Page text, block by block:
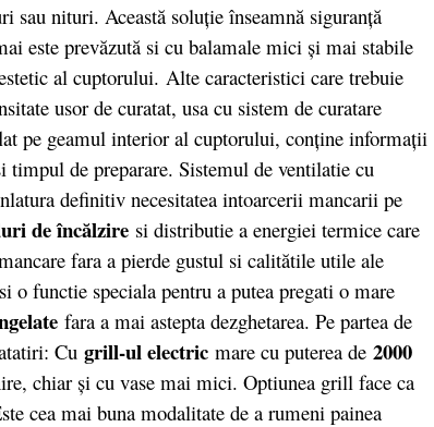
sau nituri. Această soluţie înseamnă siguranţă
este prevăzută si cu balamale mici şi mai stabile
al cuptorului. Alte caracteristici care trebuie
usor de curatat, usa cu sistem de curatare
pe geamul interior al cuptorului, conține informații
de preparare. Sistemul de ventilatie cu
definitiv necesitatea intoarcerii mancarii pe
de încălzire si distributie a energiei termice care
fara a pierde gustul si calitătile utile ale
o functie speciala pentru a putea pregati o mare
fara a mai astepta dezghetarea. Pe partea de
Cu grill-ul electric mare cu puterea de 2000
chiar şi cu vase mai mici. Optiunea grill face ca
cea mai buna modalitate de a rumeni painea